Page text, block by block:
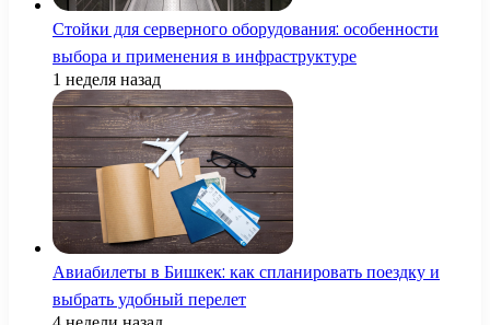
Стойки для серверного оборудования: особенности
выбора и применения в инфраструктуре
1 неделя назад
Авиабилеты в Бишкек: как спланировать поездку и
выбрать удобный перелет